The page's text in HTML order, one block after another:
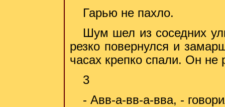
Гарью не пахло.
Шум шел из соседних
резко повернулся и
часах крепко спали. Он не
3
- Авв-а-вв-а-вва, -